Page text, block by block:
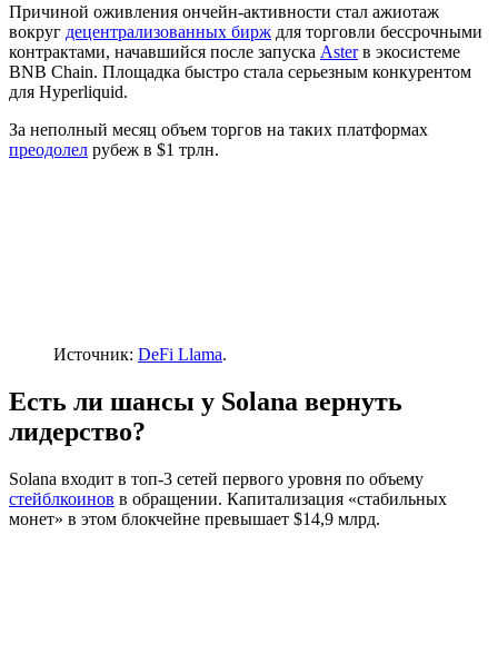
Причиной оживления ончейн-активности стал ажиотаж
вокруг децентрализованных бирж для торговли бессрочными
контрактами, начавшийся после запуска Asterв экосистеме
BNB Chain. Площадка быстро стала серьезным конкурентом
для Hyperliquid.
За неполный месяц объем торгов на таких платформах
преодолел рубеж в $1 трлн.
Источник: DeFi Llama.
Есть ли шансы у Solana вернуть
лидерство?
Solana входит в топ-3 сетей первого уровня по объему
стейблкоинов в обращении. Капитализация «стабильных
монет» в этом блокчейне превышает $14,9 млрд.